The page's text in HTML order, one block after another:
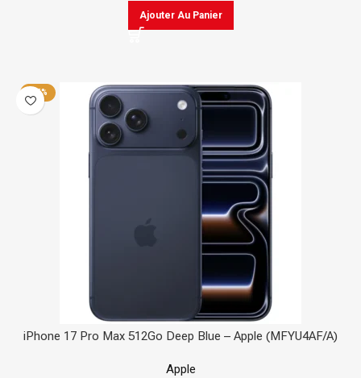
Ajouter Au Panier
-15%
iPhone 17 Pro Max 512Go Deep Blue – Apple (MFYU4AF/A)
Apple